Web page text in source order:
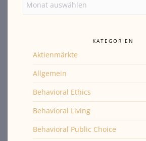
KATEGORIEN
Aktienmärkte
Allgemein
Behavioral Ethics
Behavioral Living
Behavioral Public Choice